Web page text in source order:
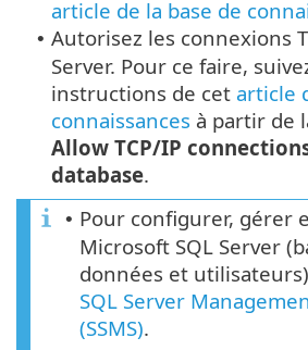
article de la base de
• Autorisez les connexions
Server. Pour ce faire,
instructions de cet article
connaissances à partir de
Allow TCP/IP
database.
• Pour configurer, gérer
Microsoft SQL Server
données et
SQL Server
(SSMS).